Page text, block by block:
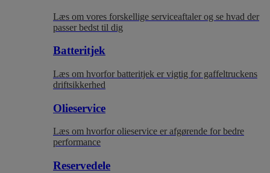
Læs om vores forskellige serviceaftaler og se hvad der
passer bedst til dig
Batteritjek
Læs om hvorfor batteritjek er vigtig for gaffeltruckens
driftsikkerhed
Olieservice
Læs om hvorfor olieservice er afgørende for bedre
performance
Reservedele